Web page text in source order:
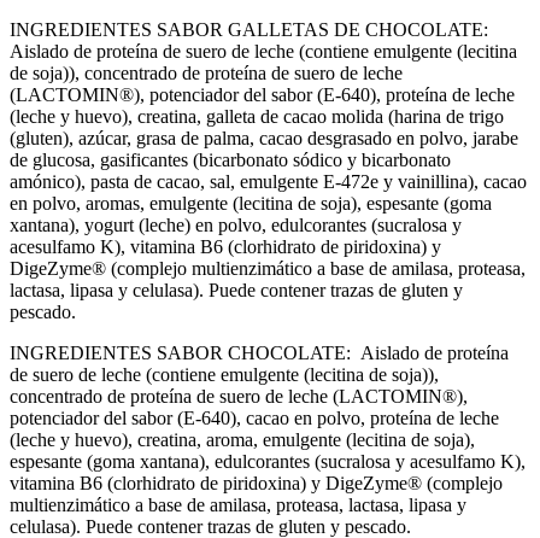
INGREDIENTES SABOR GALLETAS DE CHOCOLATE:
Aislado de proteína de suero de leche (contiene emulgente (lecitina
de soja)), concentrado de proteína de suero de leche
(LACTOMIN®), potenciador del sabor (E-640), proteína de leche
(leche y huevo), creatina, galleta de cacao molida (harina de trigo
(gluten), azúcar, grasa de palma, cacao desgrasado en polvo, jarabe
de glucosa, gasificantes (bicarbonato sódico y bicarbonato
amónico), pasta de cacao, sal, emulgente E-472e y vainillina), cacao
en polvo, aromas, emulgente (lecitina de soja), espesante (goma
xantana), yogurt (leche) en polvo, edulcorantes (sucralosa y
acesulfamo K), vitamina B6 (clorhidrato de piridoxina) y
DigeZyme® (complejo multienzimático a base de amilasa, proteasa,
lactasa, lipasa y celulasa). Puede contener trazas de gluten y
pescado.
INGREDIENTES SABOR CHOCOLATE: Aislado de proteína
de suero de leche (contiene emulgente (lecitina de soja)),
concentrado de proteína de suero de leche (LACTOMIN®),
potenciador del sabor (E-640), cacao en polvo, proteína de leche
(leche y huevo), creatina, aroma, emulgente (lecitina de soja),
espesante (goma xantana), edulcorantes (sucralosa y acesulfamo K),
vitamina B6 (clorhidrato de piridoxina) y DigeZyme® (complejo
multienzimático a base de amilasa, proteasa, lactasa, lipasa y
celulasa). Puede contener trazas de gluten y pescado.